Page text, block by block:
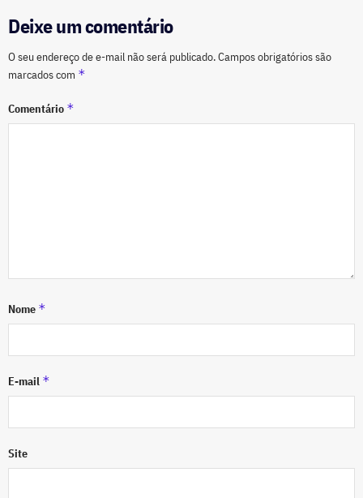
Deixe um comentário
O seu endereço de e-mail não será publicado.Campos obrigatórios são
marcados com *
Comentário *
Nome *
E-mail *
Site